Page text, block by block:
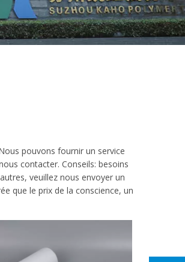
pouvons fournir un service
contacter. Conseils: besoins
veuillez nous envoyer un
que le prix de la conscience, un